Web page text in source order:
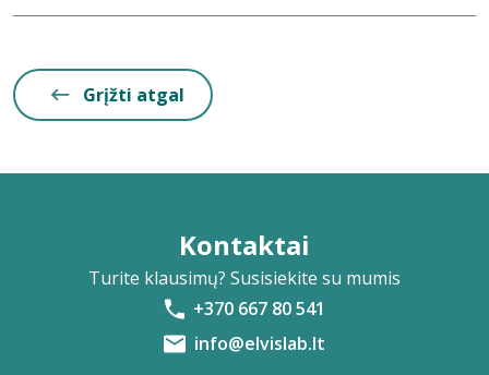
Grįžti atgal
Kontaktai
Turite klausimų? Susisiekite su mumis
+370 667 80 541
info@elvislab.lt